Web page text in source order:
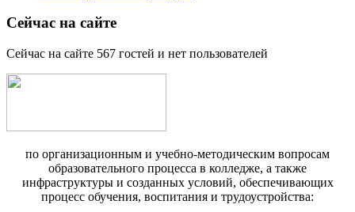
Сейчас на сайте
Сейчас на сайте 567 гостей и нет пользователей
по организационным и учебно-методическим вопросам
образовательного процесса в колледже, а также
инфраструктуры и созданных условий, обеспечивающих
процесс обучения, воспитания и трудоустройства: